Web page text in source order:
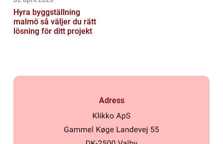
Hyra byggställning
malmö så väljer du rätt
lösning för ditt projekt
Adress